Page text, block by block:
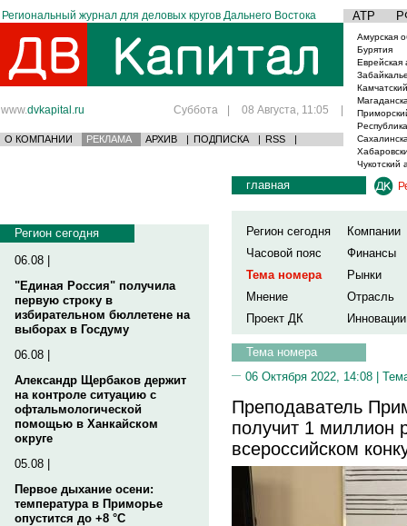
Региональный журнал для деловых кругов Дальнего Востока АТР
www.dvkapital.ru Суббота | 08 Августа, 11:05 |
О КОМПАНИИ РЕКЛАМА АРХИВ | ПОДПИСКА | RSS |
Амурская
Бурятия
Еврейская
Чукотский
Регион сегодня
06.08 |
"Единая Россия" получила
первую строку в
избирательном бюллетене на
выборах в Госдуму
06.08 |
Александр Щербаков держит
на контроле ситуацию с
офтальмологической
помощью в Ханкайском
округе
05.08 |
Первое дыхание осени:
температура в Приморье
опустится до +8 °C
главная
Регион сегодня
Компании
Часовой пояс
Финансы
Тема номера
Рынки
Мнение
Отрасль
Проект ДК
Инновации
Тема номера
06 Октября 2022, 14:08 |
Преподаватель
получит 1 миллион
всероссийском